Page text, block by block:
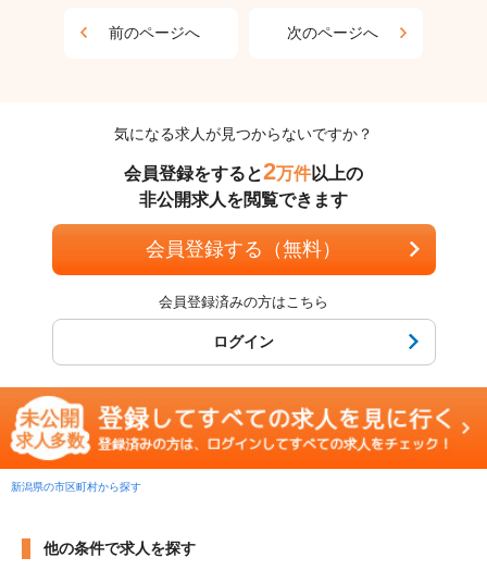
前のページへ 次のページへ
気になる求人が見つからないですか？
会員登録をすると2万件以上の
非公開求人を閲覧できます
会員登録する（無料）
会員登録済みの方はこちら
ログイン
新潟県の市区町村から探す
他の条件で求人を探す